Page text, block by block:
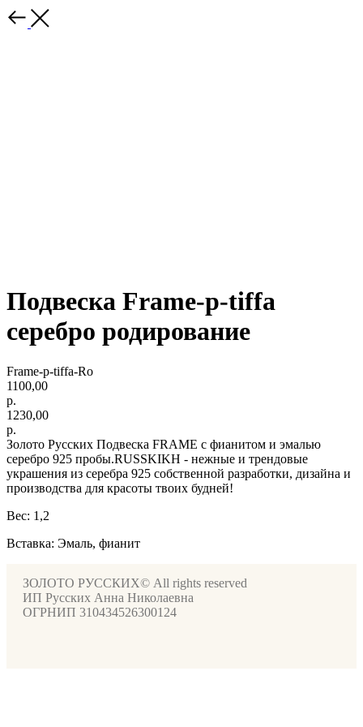
Подвеска Frame-p-tiffa
серебро родирование
Frame-p-tiffa-Ro
1100,00
р.
1230,00
р.
Золото Русских Подвеска FRAME с фианитом и эмалью
серебро 925 пробы.RUSSKIKH - нежные и трендовые
украшения из серебра 925 собственной разработки, дизайна и
производства для красоты твоих будней!
Вес: 1,2
Вставка: Эмаль, фианит
ЗОЛОТО РУССКИХ© All rights reserved
ИП Русских Анна Николаевна
ОГРНИП 310434526300124